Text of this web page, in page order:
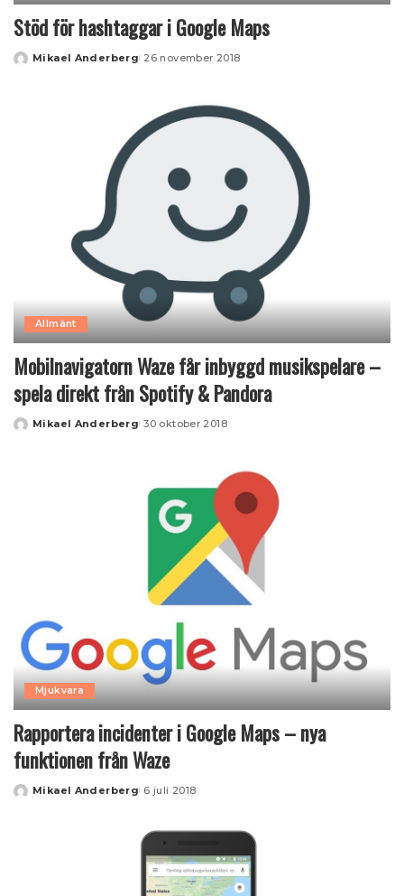
Stöd för hashtaggar i Google Maps
Posted
Mikael Anderberg 26 november 2018
Allmänt
Mobilnavigatorn Waze får inbyggd musikspelare –
spela direkt från Spotify & Pandora
Posted
Mikael Anderberg 30 oktober 2018
Mjukvara
Rapportera incidenter i Google Maps – nya
funktionen från Waze
Posted
Mikael Anderberg 6 juli 2018